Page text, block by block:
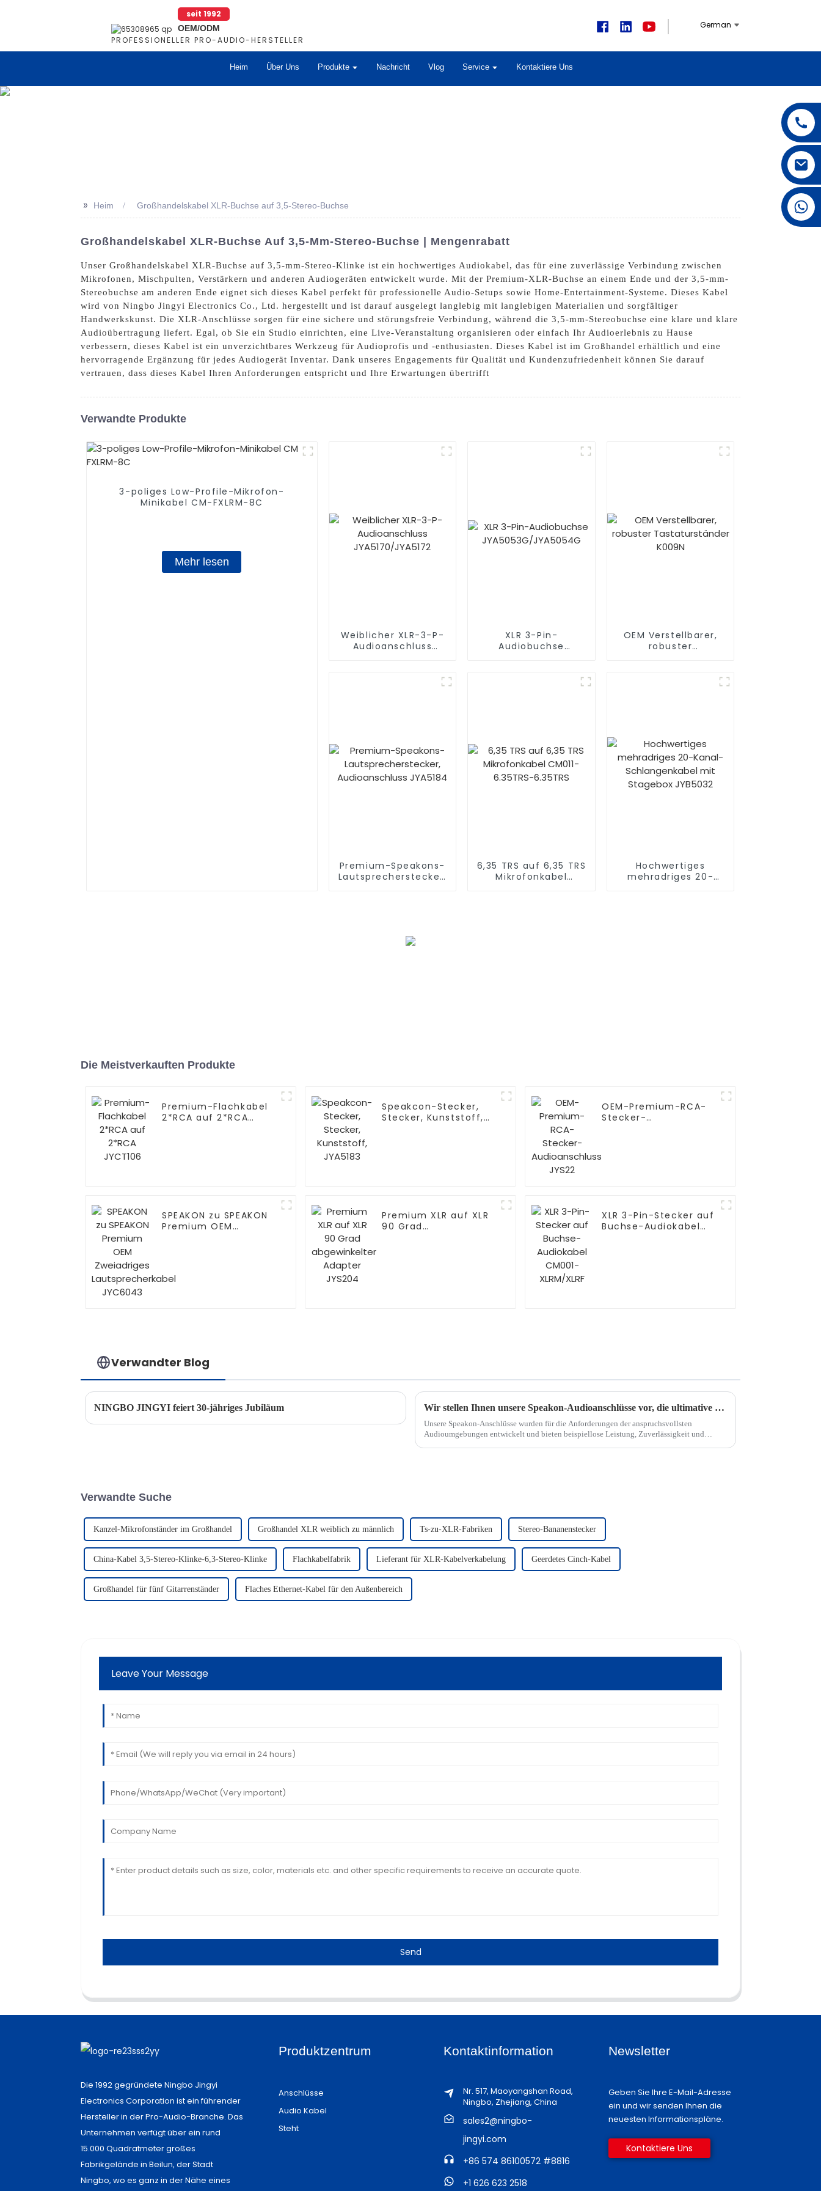
seit 1992
OEM/ODM
PROFESSIONELLER PRO-AUDIO-HERSTELLER
German
Heim Über Uns Produkte Nachricht Vlog Service Kontaktiere Uns
>> Heim Großhandelskabel XLR-Buchse auf 3,5-Stereo-Buchse
Großhandelskabel XLR-Buchse Auf 3,5-Mm-Stereo-Buchse | Mengenrabatt
Unser Großhandelskabel XLR-Buchse auf 3,5-mm-Stereo-Klinke ist ein hochwertiges Audiokabel, das für eine zuverlässige Verbindung zwischen
Mikrofonen, Mischpulten, Verstärkern und anderen Audiogeräten entwickelt wurde. Mit der Premium-XLR-Buchse an einem Ende und der 3,5-mm-
Stereobuchse am anderen Ende eignet sich dieses Kabel perfekt für professionelle Audio-Setups sowie Home-Entertainment-Systeme. Dieses Kabel
wird von Ningbo Jingyi Electronics Co., Ltd. hergestellt und ist darauf ausgelegt langlebig mit langlebigen Materialien und sorgfältiger
Handwerkskunst. Die XLR-Anschlüsse sorgen für eine sichere und störungsfreie Verbindung, während die 3,5-mm-Stereobuchse eine klare und klare
Audioübertragung liefert. Egal, ob Sie ein Studio einrichten, eine Live-Veranstaltung organisieren oder einfach Ihr Audioerlebnis zu Hause
verbessern, dieses Kabel ist ein unverzichtbares Werkzeug für Audioprofis und -enthusiasten. Dieses Kabel ist im Großhandel erhältlich und eine
hervorragende Ergänzung für jedes Audiogerät Inventar. Dank unseres Engagements für Qualität und Kundenzufriedenheit können Sie darauf
vertrauen, dass dieses Kabel Ihren Anforderungen entspricht und Ihre Erwartungen übertrifft
Verwandte Produkte
3-poliges Low-Profile-Mikrofon-
Minikabel CM-FXLRM-8C
Mehr lesen
Weiblicher XLR-3-P-
Audioanschluss
XLR 3-Pin-
Audiobuchse
OEM Verstellbarer,
robuster
Premium-Speakons-
Lautsprecherstecker,
6,35 TRS auf 6,35 TRS
Mikrofonkabel
Hochwertiges
mehradriges 20-
Die Meistverkauften Produkte
Premium-Flachkabel
2*RCA auf 2*RCA
Speakcon-Stecker,
Stecker, Kunststoff,
OEM-Premium-RCA-
Stecker-
SPEAKON zu SPEAKON
Premium OEM
Premium XLR auf XLR
90 Grad
XLR 3-Pin-Stecker auf
Buchse-Audiokabel
Verwandter Blog
NINGBO JINGYI feiert 30-jähriges Jubiläum Wir stellen Ihnen unsere Speakon-Audioanschlüsse vor, die ultimative Lösung für professionelle Audioverbindungen.
Unsere Speakon-Anschlüsse wurden für die Anforderungen der anspruchsvollsten
Audioumgebungen entwickelt und bieten beispiellose Leistung, Zuverlässigkeit und
Verwandte Suche
Kanzel-Mikrofonständer im Großhandel Großhandel XLR weiblich zu männlich Ts-zu-XLR-Fabriken Stereo-Bananenstecker
China-Kabel 3,5-Stereo-Klinke-6,3-Stereo-Klinke Flachkabelfabrik Lieferant für XLR-Kabelverkabelung Geerdetes Cinch-Kabel
Großhandel für fünf Gitarrenständer Flaches Ethernet-Kabel für den Außenbereich
Leave Your Message
Send
Die 1992 gegründete Ningbo Jingyi
Electronics Corporation ist ein führender
Hersteller in der Pro-Audio-Branche. Das
Unternehmen verfügt über ein rund
15.000 Quadratmeter großes
Fabrikgelände in Beilun, der Stadt
Ningbo, wo es ganz in der Nähe eines
Produktzentrum
Anschlüsse
Audio Kabel
Steht
Kontaktinformation
Nr. 517, Maoyangshan Road,
Ningbo, Zhejiang, China
sales2@ningbo-
jingyi.com
+86 574 86100572 #8816
+1 626 623 2518
Newsletter
Geben Sie Ihre E-Mail-Adresse
ein und wir senden Ihnen die
neuesten Informationspläne.
Kontaktiere Uns